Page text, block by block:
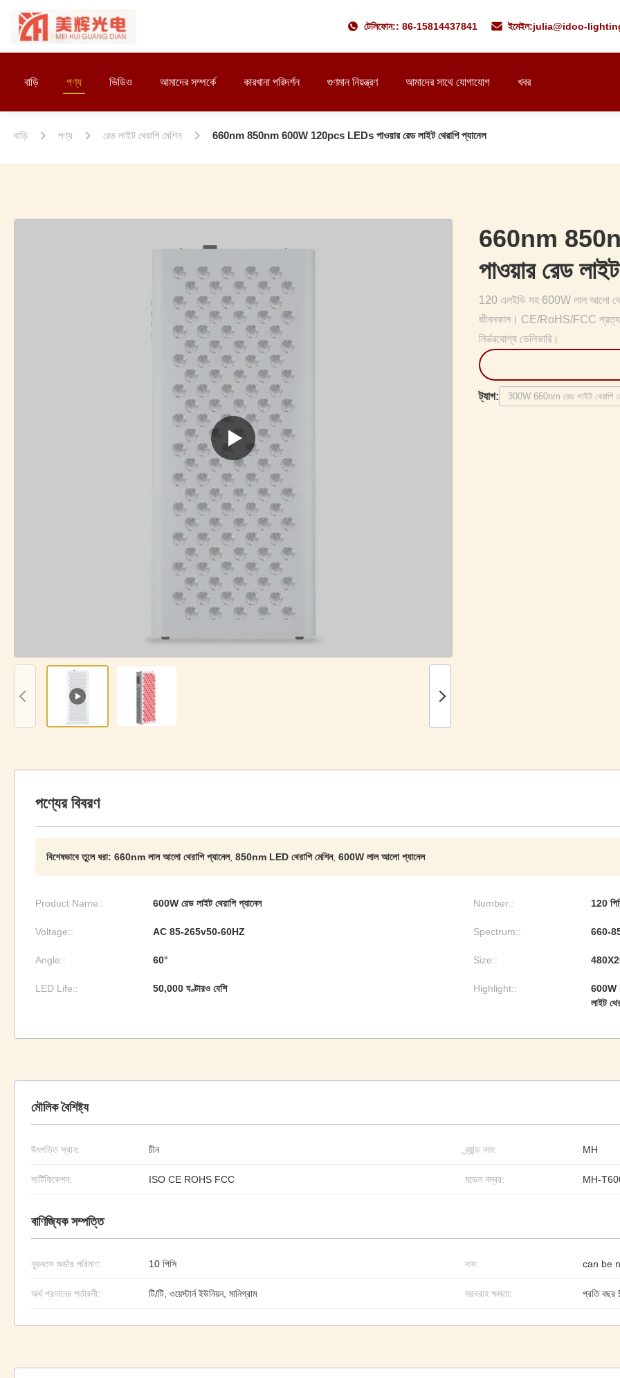
টেলিফোন:: 86-15814437841 ইমেইল:julia@idoo-
বাড়ি পণ্য ভিডিও আমাদের সম্পর্কে কারখানা পরিদর্শন গুণমান নিয়ন্ত্রণ আমাদের সাথে যোগাযোগ খবর
বাড়ি পণ্য রেড লাইট থেরাপি মেশিন 660nm 850nm 600W 120pcs LEDs পাওয়ার রেড লাইট থেরাপি প্যানেল
660nm
পাওয়ার রেড
120 এলইডি সহ 600W লাল আলো
জীবনকাল। CE/RoHS/FCC
নির্ভরযোগ্য ডেলিভারি।
ট্যাগ: 300W 660nm রেড লাইট থেরাপি
পণ্যের বিবরণ
বিশেষভাবে তুলে ধরা: 660nm লাল আলো থেরাপি প্যানেল, 850nm LED থেরাপি মেশিন, 600W লাল আলো প্যানেল
Product Name:: 600W রেড লাইট থেরাপি প্যানেল Number:: 120
Voltage:: AC 85-265v50-60HZ Spectrum:: 660-
Angle:: 60° Size::
LED Life:: 50,000 ঘণ্টারও বেশি Highlight::
600W
লাইট
মৌলিক বৈশিষ্ট্য
উৎপত্তি স্থান: চীন ব্র্যান্ড নাম: MH
সার্টিফিকেশন: ISO CE ROHS FCC মডেল নম্বর: MH-
বাণিজ্যিক সম্পত্তি
ন্যূনতম অর্ডার পরিমাণ: 10 পিসি দাম: can be
অর্থ প্রদানের শর্তাবলী: টি/টি, ওয়েস্টার্ন ইউনিয়ন, মানিগ্রাম সরবরাহ ক্ষমতা: প্রতি বছর